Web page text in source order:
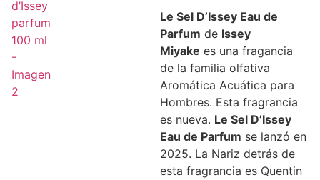
Le Sel D’Issey Eau de
Parfum de Issey
Miyake es una fragancia
de la familia olfativa
Aromática Acuática para
Hombres. Esta fragrancia
es nueva. Le Sel D’Issey
Eau de Parfum se lanzó en
2025. La Nariz detrás de
esta fragrancia es Quentin